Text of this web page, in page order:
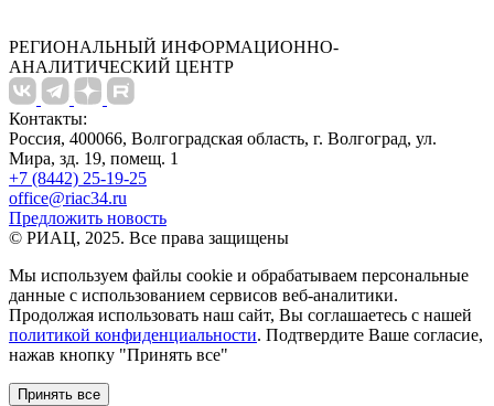
РЕГИОНАЛЬНЫЙ ИНФОРМАЦИОННО-
АНАЛИТИЧЕСКИЙ ЦЕНТР
Контакты:
Россия, 400066, Волгоградская область, г. Волгоград, ул.
Мира, зд. 19, помещ. 1
+7 (8442) 25-19-25
office@riac34.ru
Предложить новость
© РИАЦ, 2025. Все права защищены
Мы используем файлы сookie и обрабатываем персональные
данные с использованием сервисов веб-аналитики.
Продолжая использовать наш сайт, Вы соглашаетесь с нашей
политикой конфиденциальности. Подтвердите Ваше согласие,
нажав кнопку "Принять все"
Принять все